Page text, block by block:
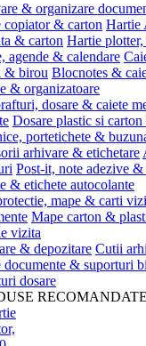
& organizare
copiator & carton Hartie
& carton Hartie
agende & calendare
& birou Blocnotes &
& organizatoare
dosare & caiete
Dosare plastic si
portetichete &
arhivare & etichetare
Post-it, note adezive
& etichete autocolante
mape & carti
Mape carton &
vizita
& depozitare Cutii
documente & suporturi
dosare
RECOMANDATE